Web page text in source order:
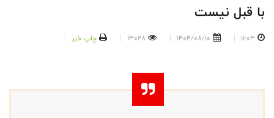
با قبل نیست
11:03
1404/08/10
13028 چاپ خبر